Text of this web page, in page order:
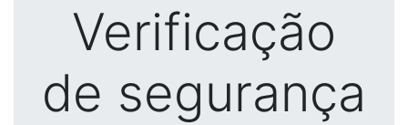
Verificação
de segurança